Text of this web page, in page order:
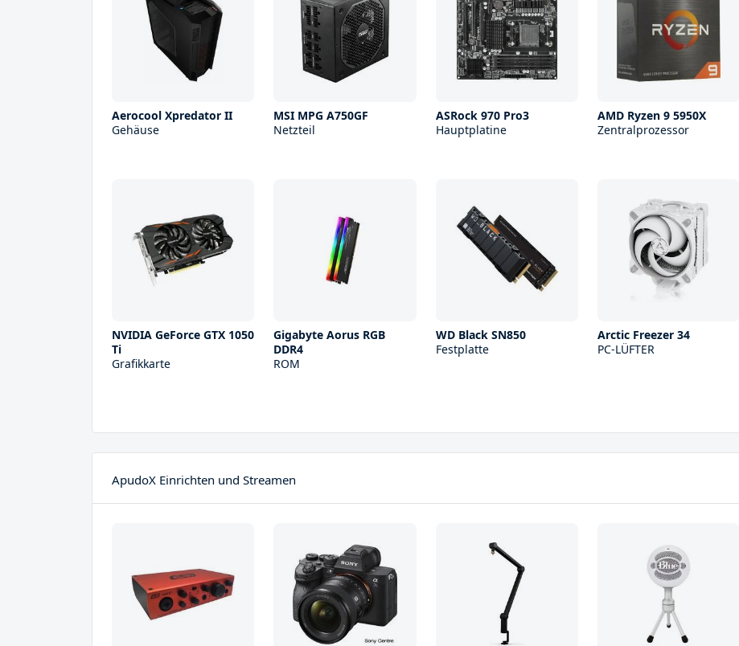
Aerocool Xpredator II
Gehäuse
MSI MPG A750GF
Netzteil
ASRock 970 Pro3
Hauptplatine
AMD Ryzen 9 5950X
Zentralprozessor
NVIDIA GeForce GTX 1050
Ti
Grafikkarte
Gigabyte Aorus RGB
DDR4
ROM
WD Black SN850
Festplatte
Arctic Freezer 34
PC-LÜFTER
ApudoX Einrichten und Streamen